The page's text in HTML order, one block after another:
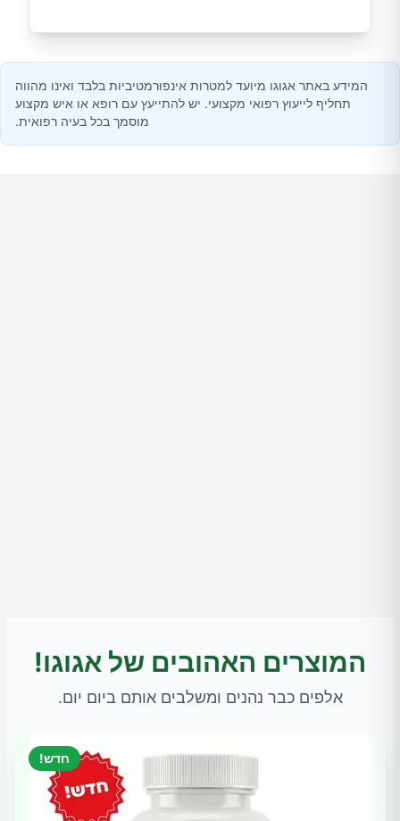
המידע באתר אגוגו מיועד למטרות אינפורמטיביות בלבד ואינו מהווה
תחליף לייעוץ רפואי מקצועי. יש להתייעץ עם רופא או איש מקצוע
מוסמך בכל בעיה רפואית.
המוצרים האהובים של אגוגו!
אלפים כבר נהנים ומשלבים אותם ביום יום.
חדש!